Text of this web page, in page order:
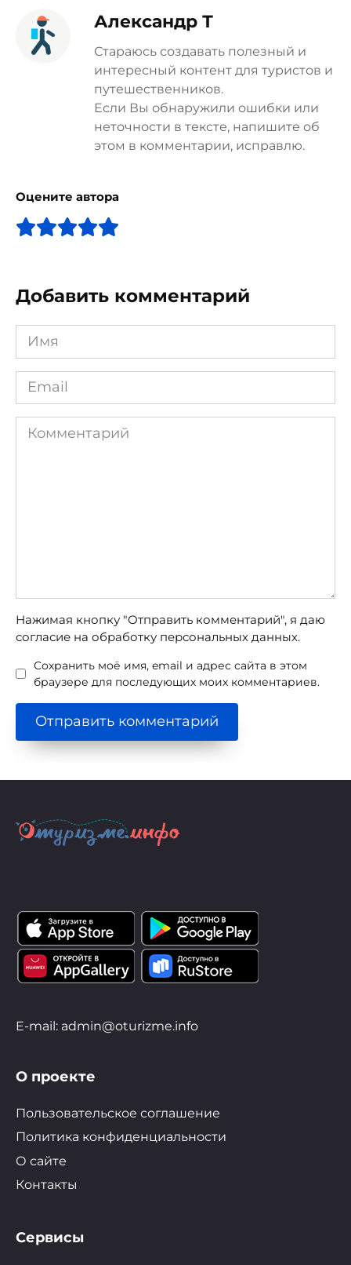
Александр Т
Стараюсь создавать полезный и
интересный контент для туристов и
путешественников.
Если Вы обнаружили ошибки или
неточности в тексте, напишите об
этом в комментарии, исправлю.
Оцените автора
Добавить комментарий
Имя
*
Email
*
Комментарий
Нажимая кнопку "Отправить комментарий", я даю
согласие на обработку персональных данных.
Сохранить моё имя, email и адрес сайта в этом
браузере для последующих моих комментариев.
E-mail: admin@oturizme.info
О проекте
Пользовательское соглашение
Политика конфиденциальности
О сайте
Контакты
Сервисы